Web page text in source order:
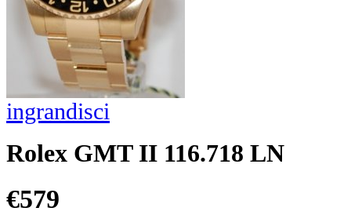
ingrandisci
Rolex GMT II 116.718 LN
€579